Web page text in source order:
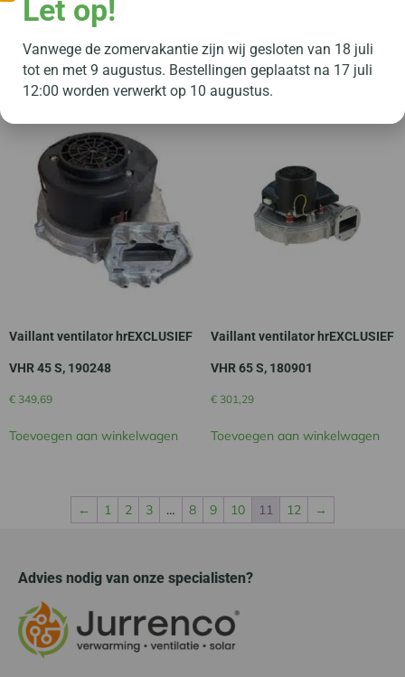
Toevoegen aan winkelwagen Toevoegen aan winkelwagen
Vaillant ventilator hrEXCLUSIEF
VHR 45 S, 190248
€ 349,69
Toevoegen aan winkelwagen
Vaillant ventilator hrEXCLUSIEF
VHR 65 S, 180901
€301,29
Toevoegen aan winkelwagen
← 1 2 3 … 8 9 10 11 12 →
Advies nodig van onze specialisten?
Let op!
Vanwege de zomervakantie zijn wij gesloten van 18 juli
tot en met 9 augustus. Bestellingen geplaatst na 17 juli
12:00 worden verwerkt op 10 augustus.